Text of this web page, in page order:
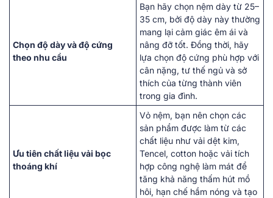
Chọn độ dày và độ cứng
theo nhu cầu
Bạn hãy chọn nệm dày từ 25–
35 cm, bởi độ dày này thường
mang lại cảm giác êm ái và
nâng đỡ tốt. Đồng thời, hãy
lựa chọn độ cứng phù hợp với
cân nặng, tư thế ngủ và sở
thích của từng thành viên
trong gia đình.
Ưu tiên chất liệu vải bọc
thoáng khí
Vỏ nệm, bạn nên chọn các
sản phẩm được làm từ các
chất liệu như vải dệt kim,
Tencel, cotton hoặc vải tích
hợp công nghệ làm mát để
tăng khả năng thấm hút mồ
hôi, hạn chế hầm nóng và tạo